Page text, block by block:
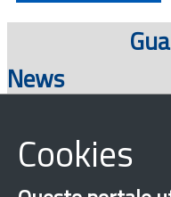
News
Cookies